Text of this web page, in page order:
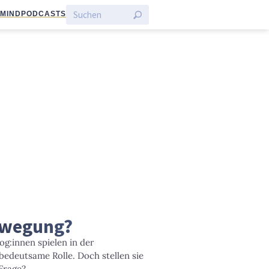
PODCASTS
spielen in der
Rolle. Doch stellen sie